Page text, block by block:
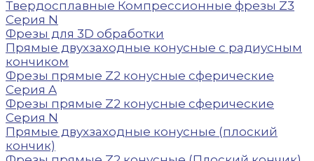
Твердосплавные Компрессионные фрезы Z3
Серия N
Фрезы для 3D обработки
Прямые двухзаходные конусные с радиусным
кончиком
Фрезы прямые Z2 конусные сферические
Серия A
Фрезы прямые Z2 конусные сферические
Серия N
Прямые двухзаходные конусные (плоский
кончик)